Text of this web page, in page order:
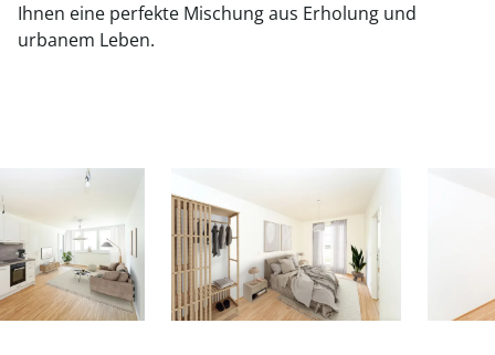
Ihnen eine perfekte Mischung aus Erholung und
urbanem Leben.